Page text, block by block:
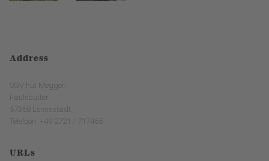
Address
SGV hut Meggen
Faulebutter
57368 Lennestadt
Telefoon: +49 2721 / 717465
URLs